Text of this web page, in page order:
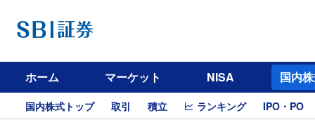
ホーム マーケット NISA 国内
国内株式トップ 取引 積立 ランキング IPO・PO